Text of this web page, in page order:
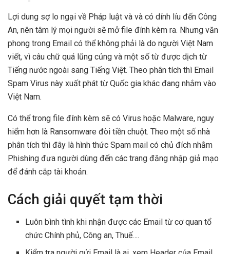
Lợi dung sợ lo ngại về Pháp luật và và có dính líu đến Công
An, nên tâm lý mọi người sẽ mở file đính kèm ra. Nhưng văn
phong trong Email có thể không phải là do người Việt Nam
viết, vì câu chữ quá lũng củng và một số từ được dịch từ
Tiếng nước ngoài sang Tiếng Việt. Theo phân tích thì Email
Spam Virus này xuất phát từ Quốc gia khác đang nhắm vào
Việt Nam.
Có thể trong file đính kèm sẽ có Virus hoặc Malware, nguy
hiểm hơn là Ransomware đòi tiền chuột. Theo một số nhà
phân tích thì đây là hình thức Spam mail có chủ đích nhằm
Phishing đưa người dùng đến các trang đăng nhập giả mạo
để đánh cắp tài khoản.
Cách giải quyết tạm thời
Luôn bình tình khi nhận được các Email từ cơ quan tổ
chức Chính phủ, Công an, Thuế….